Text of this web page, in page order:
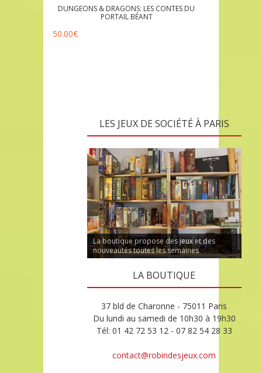
DUNGEONS & DRAGONS: LES CONTES DU
PORTAIL BÉANT
50.00€
LES JEUX DE SOCIÉTÉ À PARIS
La boutique propose des jeux et des
nouveautés toutes les semaines
LA BOUTIQUE
37 bld de Charonne - 75011 Paris
Du lundi au samedi de 10h30 à 19h30
Tél: 01 42 72 53 12 - 07 82 54 28 33
contact@robindesjeux.com